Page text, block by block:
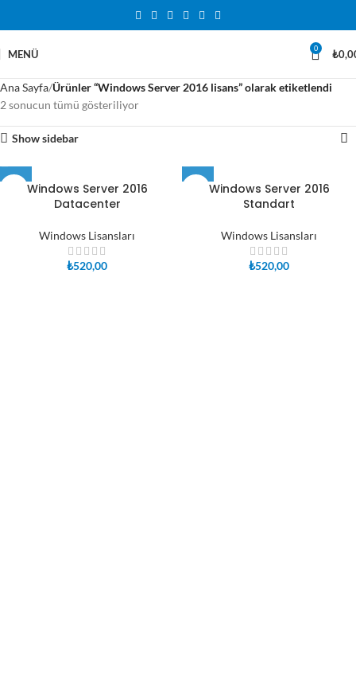
MENÜ 0 ₺
Ana Sayfa Ürünler “Windows Server 2016 lisans” olarak etiketlendi
2 sonucun tümü gösteriliyor
Show sidebar
Windows Server 2016
Datacenter
Windows Lisansları
₺520,00
Windows Server 2016
Standart
Windows Lisansları
₺520,00